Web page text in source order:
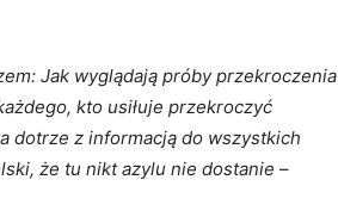
Jak wyglądają próby przekroczenia
kto usiłuje przekroczyć
dotrze z informacją do wszystkich
że tu nikt azylu nie dostanie –